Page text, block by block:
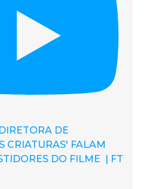
DE
CRIATURAS' FALAM
DO FILME | FT